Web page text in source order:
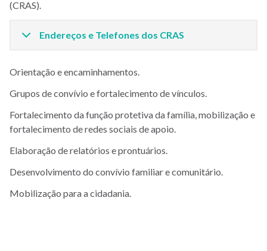
(CRAS).
Endereços e Telefones dos CRAS
Orientação e encaminhamentos.
Grupos de convívio e fortalecimento de vínculos.
Fortalecimento da função protetiva da família, mobilização e
fortalecimento de redes sociais de apoio.
Elaboração de relatórios e prontuários.
Desenvolvimento do convívio familiar e comunitário.
Mobilização para a cidadania.